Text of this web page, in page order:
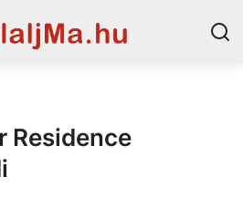
Residence